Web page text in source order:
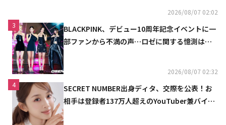
2026/08/07 02:02
3
BLACKPINK、デビュー10周年記念イベントに一
部ファンから不満の声…ロゼに関する憶測は否
2026/08/07 02:32
4
SECRET NUMBER出身ディタ、交際を公表！お
相手は登録者137万人超えのYouTuber兼バイオ